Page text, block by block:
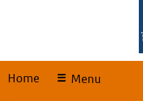
Home Menu